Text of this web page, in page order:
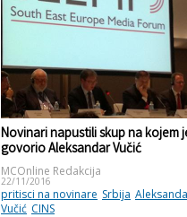
Novinari napustili skup na kojem
govorio Aleksandar Vučić
MCOnline Redakcija
22/11/2016
pritisci na novinare Srbija
Vučić CINS